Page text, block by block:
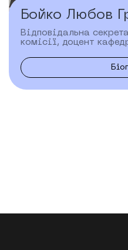
Бойко Любов
Відповідальна
комісії, доцент